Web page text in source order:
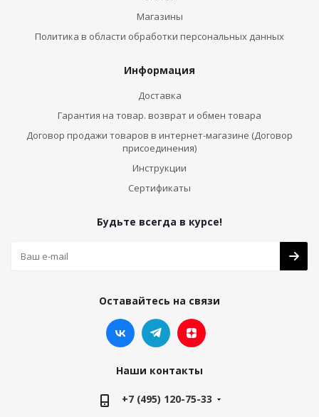
Магазины
Политика в области обработки персональных данных
Информация
Доставка
Гарантия на товар. возврат и обмен товара
Договор продажи товаров в интернет-магазине (Договор
присоединения)
Инструкции
Сертификаты
Будьте всегда в курсе!
Оставайтесь на связи
Наши контакты
+7 (495) 120-75-33